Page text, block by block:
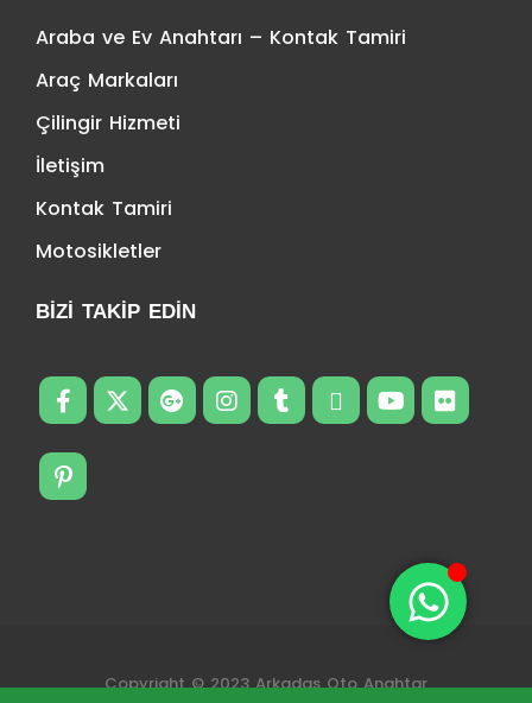
Araba ve Ev Anahtarı – Kontak Tamiri
Araç Markaları
Çilingir Hizmeti
İletişim
Kontak Tamiri
Motosikletler
BIZI TAKIP EDIN
Copyright © 2023 Arkadas Oto Anahtar